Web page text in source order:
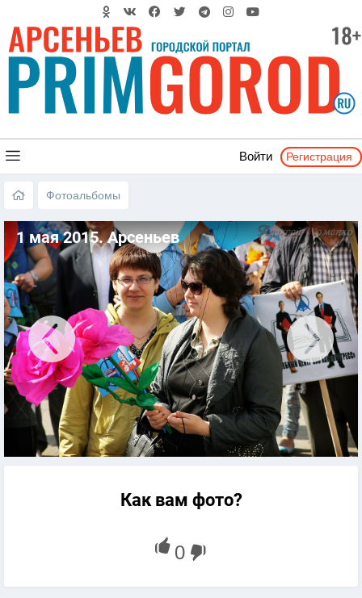
Войти Регистрация
Фотоальбомы
1 мая 2015. Арсеньев
Как вам фото?